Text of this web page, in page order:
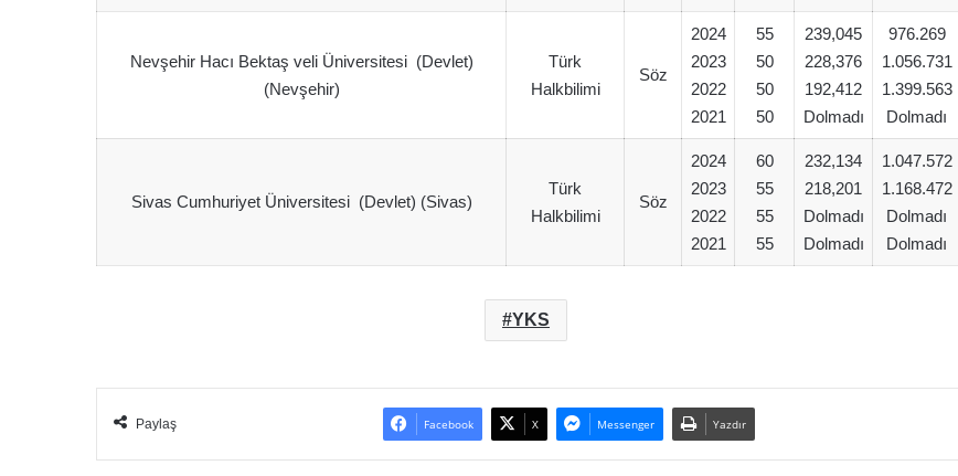
Nevşehir Hacı Bektaş veli Üniversitesi (Devlet)
(Nevşehir)
Türk
Halkbilimi
Söz
2024
2023
2022
2021
55
50
50
50
239,045
228,376
192,412
Dolmadı
976.269
1.056.731
1.399.563
Dolmadı
Sivas Cumhuriyet Üniversitesi (Devlet) (Sivas)
Türk
Halkbilimi
Söz
2024
2023
2022
2021
60
55
55
55
232,134
218,201
Dolmadı
Dolmadı
1.047.572
1.168.472
Dolmadı
Dolmadı
YKS
Paylaş Facebook X Messenger Yazdır